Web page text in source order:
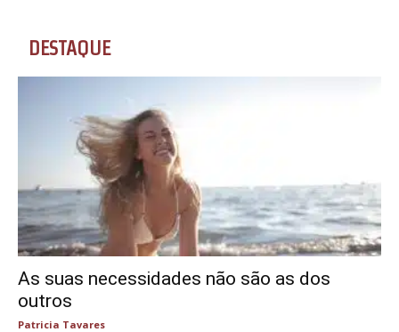
DESTAQUE
As suas necessidades não são as dos
outros
Patricia Tavares